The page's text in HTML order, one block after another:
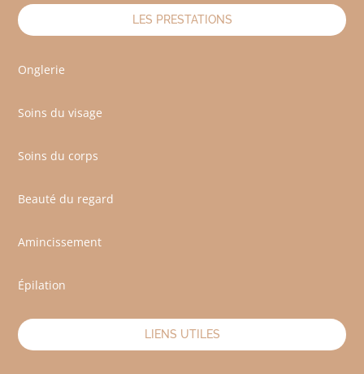
LES PRESTATIONS
Onglerie
Soins du visage
Soins du corps
Beauté du regard
Amincissement
Épilation
LIENS UTILES